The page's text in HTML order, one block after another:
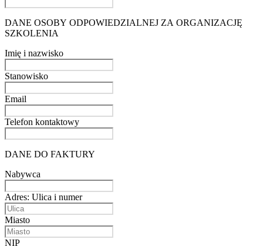
DANE OSOBY ODPOWIEDZIALNEJ ZA ORGANIZACJĘ
SZKOLENIA
Imię i nazwisko
Stanowisko
Email
Telefon kontaktowy
DANE DO FAKTURY
Nabywca
Adres: Ulica i numer
Miasto
NIP